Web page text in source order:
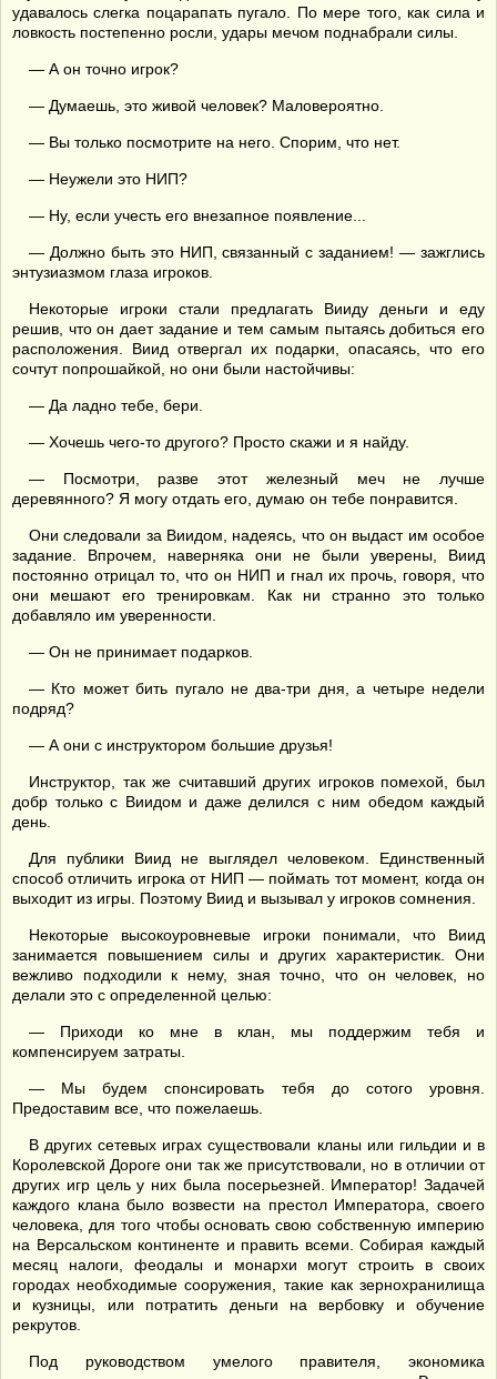
удавалось слегка поцарапать пугало. По мере того, как сила и
ловкость постепенно росли, удары мечом поднабрали силы.
— А он точно игрок?
— Думаешь, это живой человек? Маловероятно.
— Вы только посмотрите на него. Спорим, что нет.
— Неужели это НИП?
— Ну, если учесть его внезапное появление...
— Должно быть это НИП, связанный с заданием! — зажглись
энтузиазмом глаза игроков.
Некоторые игроки стали предлагать Вииду деньги и еду
решив, что он дает задание и тем самым пытаясь добиться его
расположения. Виид отвергал их подарки, опасаясь, что его
сочтут попрошайкой, но они были настойчивы:
— Да ладно тебе, бери.
— Хочешь чего-то другого? Просто скажи и я найду.
— Посмотри, разве этот железный меч не лучше
деревянного? Я могу отдать его, думаю он тебе понравится.
Они следовали за Виидом, надеясь, что он выдаст им особое
задание. Впрочем, наверняка они не были уверены, Виид
постоянно отрицал то, что он НИП и гнал их прочь, говоря, что
они мешают его тренировкам. Как ни странно это только
добавляло им уверенности.
— Он не принимает подарков.
— Кто может бить пугало не два-три дня, а четыре недели
подряд?
— А они с инструктором большие друзья!
Инструктор, так же считавший других игроков помехой, был
добр только с Виидом и даже делился с ним обедом каждый
день.
Для публики Виид не выглядел человеком. Единственный
способ отличить игрока от НИП — поймать тот момент, когда он
выходит из игры. Поэтому Виид и вызывал у игроков сомнения.
Некоторые высокоуровневые игроки понимали, что Виид
занимается повышением силы и других характеристик. Они
вежливо подходили к нему, зная точно, что он человек, но
делали это с определенной целью:
— Приходи ко мне в клан, мы поддержим тебя и
компенсируем затраты.
— Мы будем спонсировать тебя до сотого уровня.
Предоставим все, что пожелаешь.
В других сетевых играх существовали кланы или гильдии и в
Королевской Дороге они так же присутствовали, но в отличии от
других игр цель у них была посерьезней. Император! Задачей
каждого клана было возвести на престол Императора, своего
человека, для того чтобы основать свою собственную империю
на Версальском континенте и править всеми. Собирая каждый
месяц налоги, феодалы и монархи могут строить в своих
городах необходимые сооружения, такие как зернохранилища
и кузницы, или потратить деньги на вербовку и обучение
рекрутов.
Под руководством умелого правителя, экономика